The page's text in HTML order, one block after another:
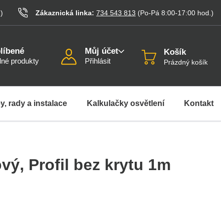
) Zákaznická linka: 734 543 813 (Po-Pá 8:00-17:00 hod. )
produkty
Můj účet
Přihlásit
Košík
Prázdný košík
rady a instalace Kalkulačky osvětlení Kontakt
, Profil bez krytu 1m